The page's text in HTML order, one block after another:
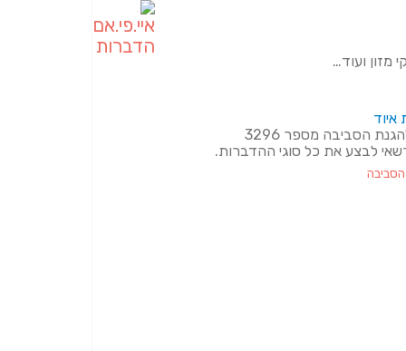
מזון ועוד…
איוד
לבצע את כל סוגי ההדברות.